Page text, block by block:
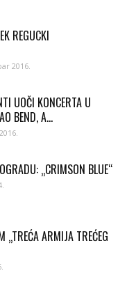
REGUCKI
2016.
UOČI KONCERTA U
BEND, A...
„CRIMSON BLUE“
„TREĆA ARMIJA TREĆEG